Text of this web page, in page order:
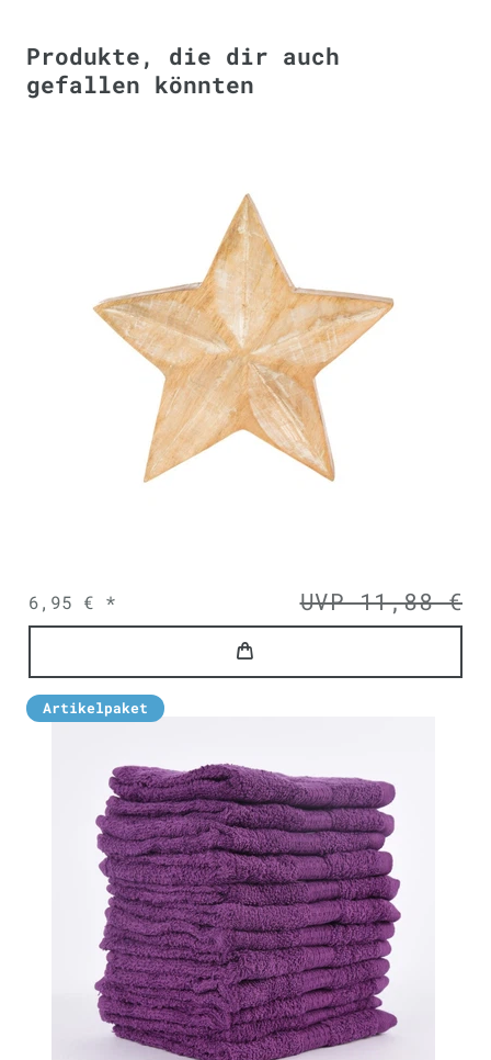
Produkte, die dir auch
gefallen könnten
UVP 11,88 €
6,95 € *
Artikelpaket